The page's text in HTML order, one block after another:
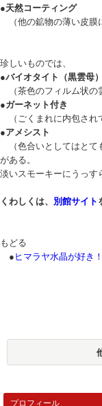
●天然コーティング
（他の鉱物の薄い皮膜
珍しいものでは、
●バイオタイト（黒雲母
（茶色のフィルム状の
●ガーネット付き
（ごくまれに内包され
●アメシスト
（色合いとしてはとて
がある。
淡いスモーキーにうっす
くわしくは、 別館サイト
もどる
●ヒマラヤ水晶が好き！
プロフィール